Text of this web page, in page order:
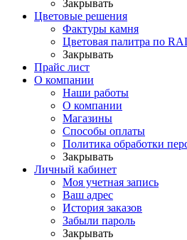
Закрывать
Цветовые решения
Фактуры камня
Цветовая палитра по
Закрывать
Прайс лист
О компании
Наши работы
О компании
Магазины
Способы оплаты
Политика обработки
Закрывать
Личный кабинет
Моя учетная запись
Ваш адрес
История заказов
Забыли пароль
Закрывать